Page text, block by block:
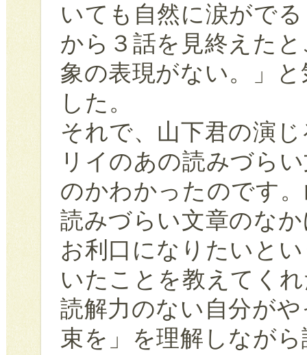
いても自然に涙がで
から３話を見終えた
象の表現がない。」
した。
それで、山下君の演
リイのあの読みづら
のかわかったのです
読みづらい文章のな
お利口になりたいと
いたことを教えてく
読解力のない自分が
束を」を理解しなが